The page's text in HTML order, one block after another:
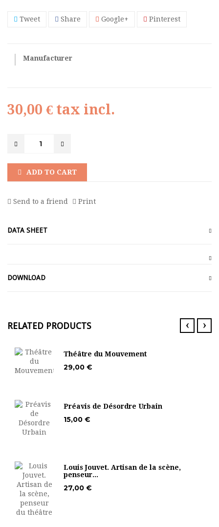
Tweet Share Google+ Pinterest
Manufacturer
30,00 € tax incl.
ADD TO CART
Send to a friend Print
DATA SHEET
DOWNLOAD
RELATED PRODUCTS ‹ ›
Théâtre du Mouvement
29,00 €
Préavis de Désordre Urbain
15,00 €
Louis Jouvet. Artisan de la scène,
penseur...
27,00 €